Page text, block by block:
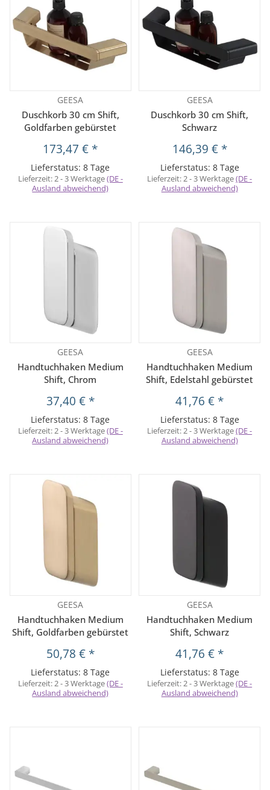
GEESA
Duschkorb 30 cm Shift,
Goldfarben gebürstet
173,47 € *
Lieferstatus: 8 Tage
Lieferzeit:2 - 3 Werktage(DE -
Ausland abweichend)
GEESA
Duschkorb 30 cm Shift,
Schwarz
146,39 € *
Lieferstatus: 8 Tage
Lieferzeit:2 - 3 Werktage(DE -
Ausland abweichend)
GEESA
Handtuchhaken Medium
Shift, Chrom
37,40 € *
Lieferstatus: 8 Tage
Lieferzeit:2 - 3 Werktage(DE -
Ausland abweichend)
GEESA
Handtuchhaken Medium
Shift, Edelstahl gebürstet
41,76 € *
Lieferstatus: 8 Tage
Lieferzeit:2 - 3 Werktage(DE -
Ausland abweichend)
GEESA
Handtuchhaken Medium
Shift, Goldfarben gebürstet
50,78 € *
Lieferstatus: 8 Tage
Lieferzeit:2 - 3 Werktage(DE -
Ausland abweichend)
GEESA
Handtuchhaken Medium
Shift, Schwarz
41,76 € *
Lieferstatus: 8 Tage
Lieferzeit:2 - 3 Werktage(DE -
Ausland abweichend)